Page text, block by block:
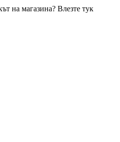
на магазина? Влезте тук